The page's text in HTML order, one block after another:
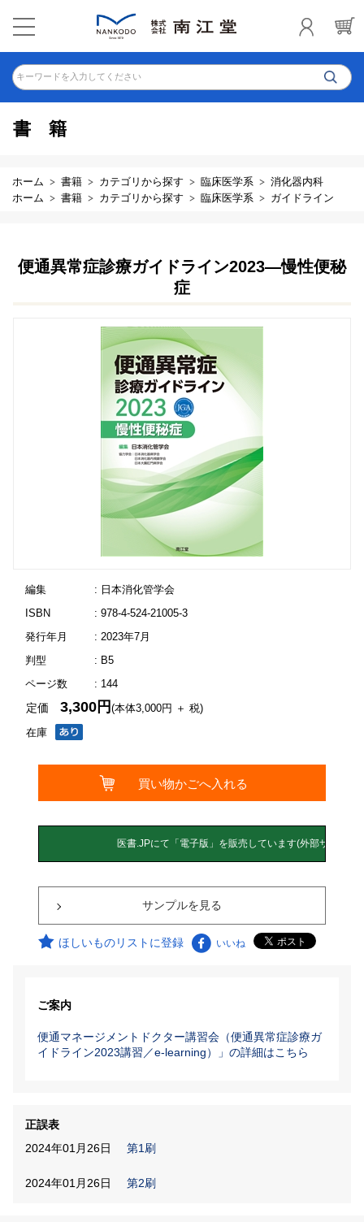
キーワードを入力してください
書籍
ホーム 書籍 カテゴリから探す 臨床医学系
消化器内科
ホーム
書籍 カテゴリから探す 臨床医学系 ガイドライン
便通異常症診療ガイドライン2023―慢性便秘
症
編集
: 日本消化管学会
ISBN
: 978-4-524-21005-3
発行年月
: 2023年7月
判型
: B5
ページ数
: 144
在庫
定価3,300円(本体3,000円 ＋ 税)
サンプルを見る
ほしいものリストに登録 いいね
ご案内
便通マネージメントドクター講習会（便通異常症診療ガ
イドライン2023講習／e-learning）」の詳細はこちら
正誤表
2024年01月26日
第1刷
2024年01月26日 第2刷